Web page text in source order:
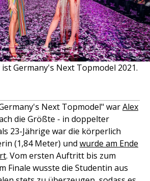
Germany's Next Topmodel 2021.
Next Topmodel" warAlex
die Größte - in doppelter
23-Jährige war die körperlich
(1,84 Meter) und wurde am Ende
. Vom ersten Auftritt bis zum
Finale wusste die Studentin aus